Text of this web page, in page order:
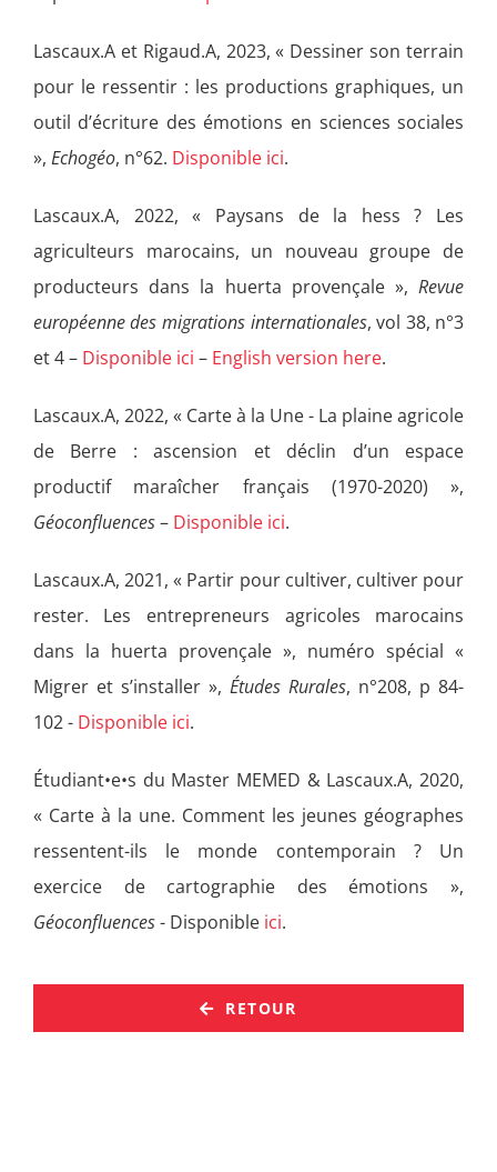
Lascaux.A et Rigaud.A, 2023, « Dessiner son terrain
pour le ressentir : les productions graphiques, un
outil d’écriture des émotions en sciences sociales
», Echogéo, n°62. Disponible ici.
Lascaux.A, 2022, « Paysans de la hess ? Les
agriculteurs marocains, un nouveau groupe de
producteurs dans la huerta provençale »,Revue
européenne des migrations internationales, vol 38, n°3
et 4 – Disponible ici – English version here.
Lascaux.A, 2022, « Carte à la Une - La plaine agricole
de Berre : ascension et déclin d’un espace
productif maraîcher français (1970-2020) »,
Géoconfluences– Disponible ici.
Lascaux.A, 2021, « Partir pour cultiver, cultiver pour
rester. Les entrepreneurs agricoles marocains
dans la huerta provençale », numéro spécial «
Migrer et s’installer », Études Rurales, n°208, p 84-
102 - Disponible ici.
Étudiant•e•s du Master MEMED & Lascaux.A, 2020,
« Carte à la une. Comment les jeunes géographes
ressentent-ils le monde contemporain ? Un
exercice de cartographie des émotions »,
Géoconfluences- Disponible ici.
RETOUR